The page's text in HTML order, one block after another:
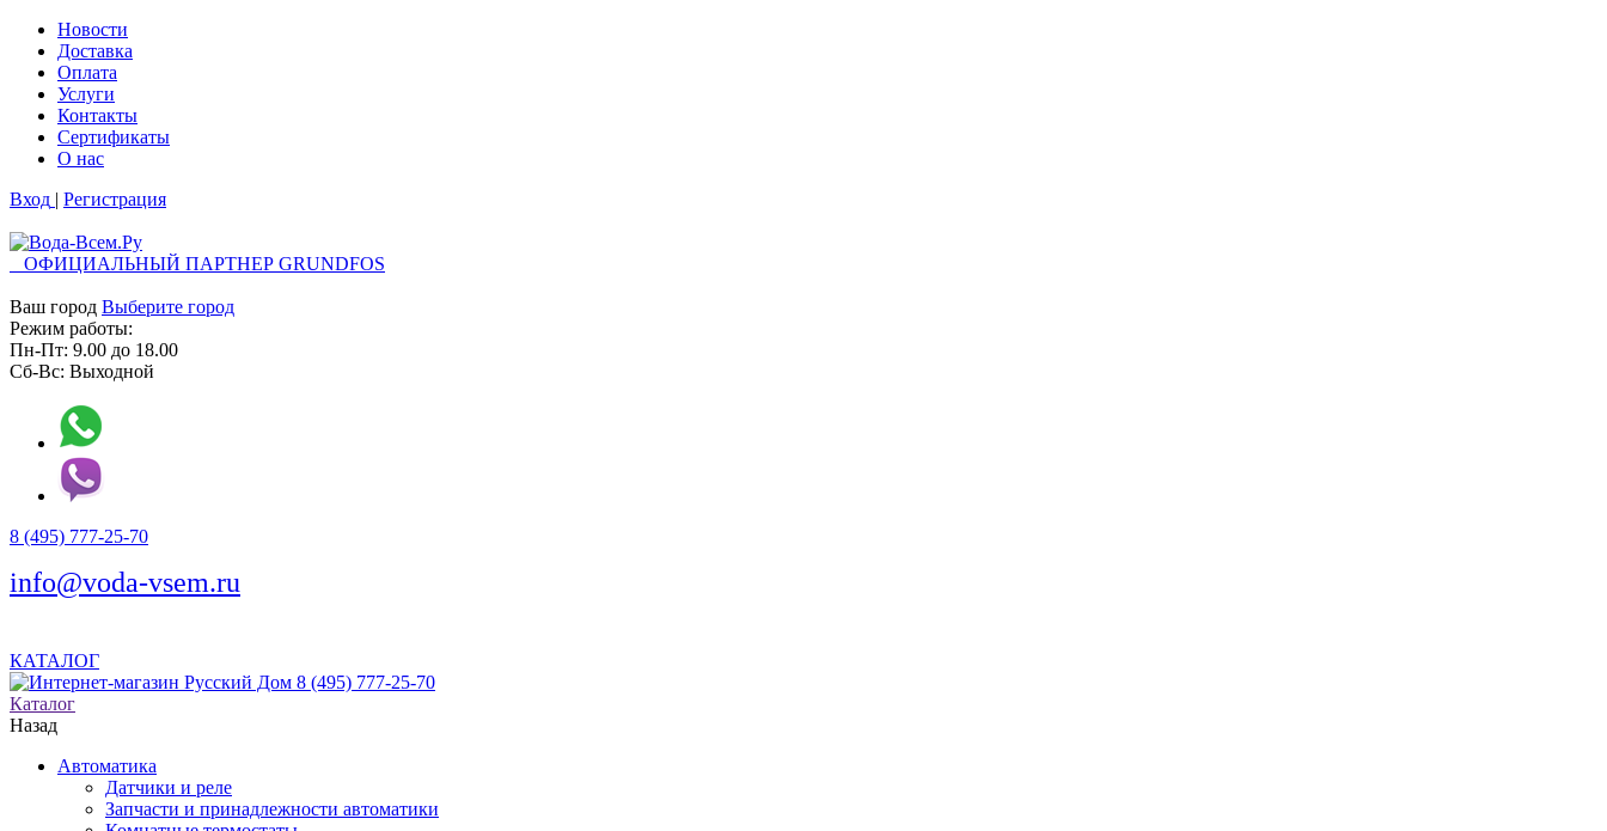
Новости
Доставка
Оплата
Услуги
Контакты
Cертификаты
О нас
Вход | Регистрация
ОФИЦИАЛЬНЫЙ ПАРТНЕР GRUNDFOS
Ваш город Выберите город
Режим работы:
Пн-Пт: 9.00 до 18.00
Сб-Вс: Выходной
8 (495) 777-25-70
info@voda-vsem.ru
КАТАЛОГ
8 (495) 777-25-70
Каталог
Назад
Автоматика
Датчики и реле
Запчасти и принадлежности автоматики